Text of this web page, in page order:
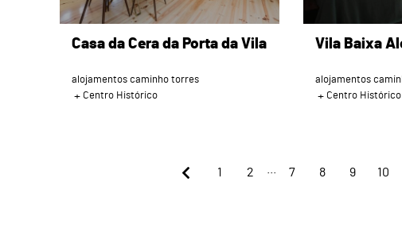
Casa da Cera da Porta da Vila
alojamentos caminho torres
Centro Histórico
Vila Baixa
alojamentos
Centro Histórico
1 2 7 8 9 10